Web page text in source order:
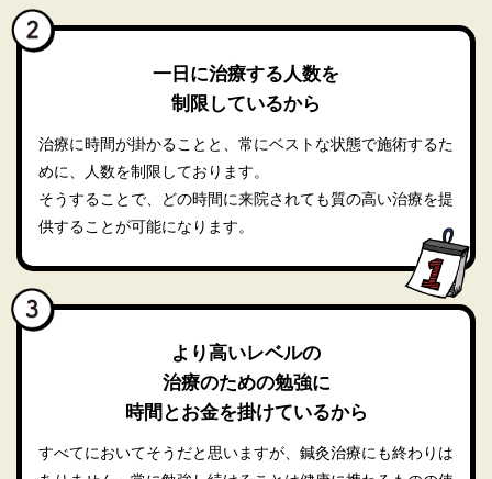
一日に治療する人数を
制限しているから
治療に時間が掛かることと、常にベストな状態で施術するた
めに、人数を制限しております。
そうすることで、どの時間に来院されても質の高い治療を提
供することが可能になります。
より高いレベルの
治療のための勉強に
時間とお金を掛けているから
すべてにおいてそうだと思いますが、鍼灸治療にも終わりは